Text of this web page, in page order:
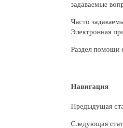
задаваемые
Часто
Электронная
Раздел помощи
Навигация
Предыдущая
Следующая